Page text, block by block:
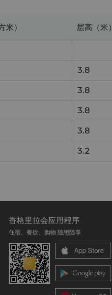
米） 层高（米）
3.8
3.8
3.8
3.8
3.2
香格里拉会应用程序
住宿、餐饮、购物 随想随享